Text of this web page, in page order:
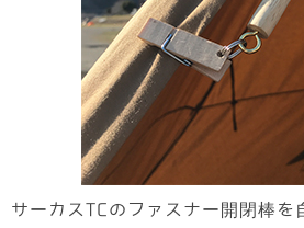
サーカスTCのファスナー開閉棒を